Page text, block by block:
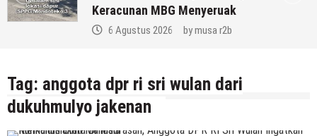
Keracunan MBG Menyeruak
6 Agustus 2026 bymusa r2b
Tag: anggota dpr ri sri wulan dari
dukuhmulyo jakenan